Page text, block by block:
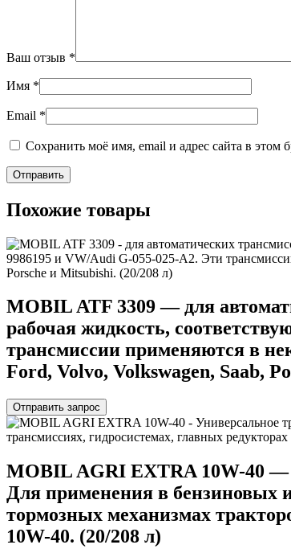
Ваш отзыв *
Имя *
Email *
Сохранить моё имя, email и адрес сайта в этом
Похожие товары
MOBIL ATF 3309 — для
рабочая жидкость,
трансмиссии применяются в
Ford, Volvo, Volkswagen, Saab,
Отправить запрос
MOBIL AGRI EXTRA 10W-40 —
Для применения в бензиновых
тормозных механизмах
10W-40. (20/208 л)